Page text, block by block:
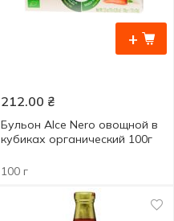
+
212.00 ₴
Бульон Alce Nero овощной в
кубиках органический 100г
100 г